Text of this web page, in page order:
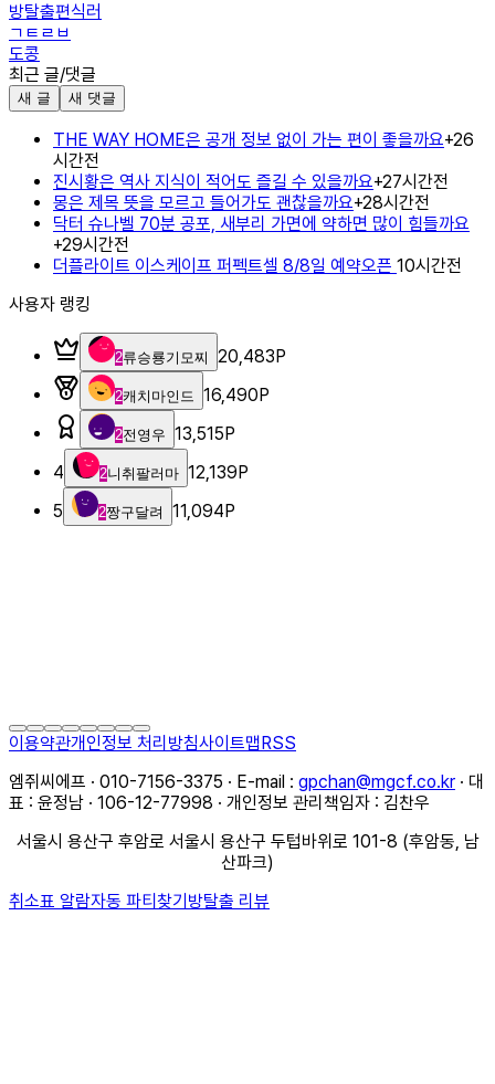
방탈출편식러
ㄱㅌㄹㅂ
도콩
최근 글/댓글
새 글 새 댓글
THE WAY HOME은 공개 정보 없이 가는 편이 좋을까요+26
시간전
진시황은 역사 지식이 적어도 즐길 수 있을까요+27시간전
몽은 제목 뜻을 모르고 들어가도 괜찮을까요+28시간전
닥터 슈나벨 70분 공포, 새부리 가면에 약하면 많이 힘들까요
+29시간전
더플라이트 이스케이프 퍼펙트셀 8/8일 예약오픈 10시간전
사용자 랭킹
2류승룡기모찌 20,483P
2캐치마인드 16,490P
2전영우 13,515P
4
2니취팔러마 12,139P
5
2짱구달려 11,094P
이용약관개인정보 처리방침사이트맵RSS
엠쥐씨에프 · 010-7156-3375 · E-mail : gpchan@mgcf.co.kr · 대
표 : 윤정남 · 106-12-77998 · 개인정보 관리책임자 : 김찬우
서울시 용산구 후암로 서울시 용산구 두텁바위로 101-8 (후암동, 남
산파크)
취소표 알람자동 파티찾기방탈출 리뷰